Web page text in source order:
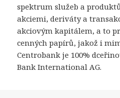
spektrum služeb a
akciemi, deriváty a
akciovým kapitálem, a to
cenných papírů, jakož i
Centrobank je 100%
Bank International AG.